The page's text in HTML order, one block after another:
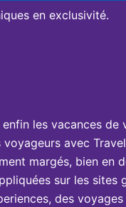
en exclusivité.
les vacances
voyageurs avec
margés, bien en
sur les
des